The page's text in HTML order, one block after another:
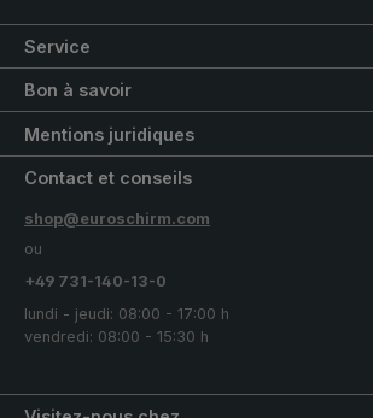
Service
Bon à savoir
Mentions juridiques
Contact et conseils
shop@euroschirm.com
ou
+49 731-140-13-0
lundi - jeudi: 08:00 - 17:00 h
vendredi: 08:00 - 15:30 h